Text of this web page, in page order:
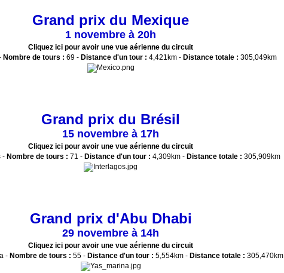
Grand prix du Mexique
1 novembre à 20h
Cliquez ici pour avoir une vue aérienne du circuit
Nombre de tours : 69 - Distance d'un tour : 4,421km - Distance totale : 305,049km
Grand prix du Brésil
15 novembre à 17h
Cliquez ici pour avoir une vue aérienne du circuit
- Nombre de tours : 71 - Distance d'un tour : 4,309km - Distance totale : 305,909km
Grand prix d'Abu Dhabi
29 novembre à 14h
Cliquez ici pour avoir une vue aérienne du circuit
- Nombre de tours : 55 - Distance d'un tour : 5,554km - Distance totale : 305,470km